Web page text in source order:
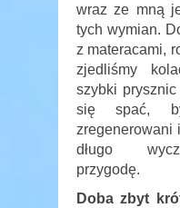
wraz ze mną
tych wymian.
z materacami,
zjedliśmy
szybki
się spać,
zregenerowani
długo
przygodę.
Doba zbyt